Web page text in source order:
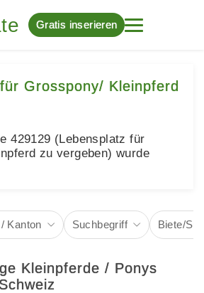
Gratis inserieren
Grosspony/ Kleinpferd
429129 (Lebensplatz für
zu vergeben) wurde
Kanton Suchbegriff Biete/
Kleinpferde / Ponys